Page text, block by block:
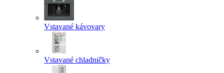
Vstavané kávovary
Vstavané chladničky